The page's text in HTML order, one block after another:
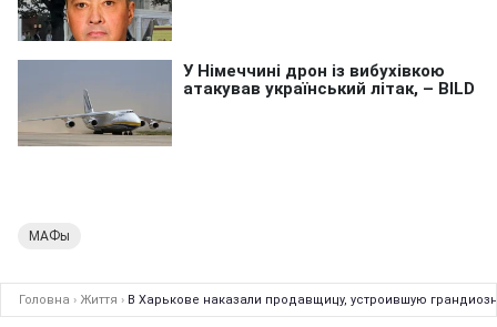
МАФы
Головна › Життя › В Харькове наказали продавщицу, устроившую